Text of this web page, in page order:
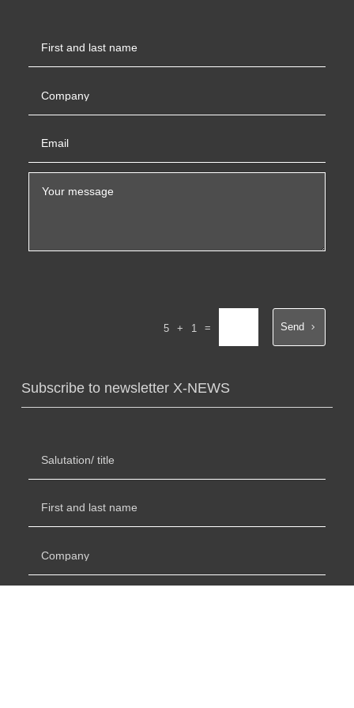
5 + 1 = Send
Subscribe to newsletter X-NEWS